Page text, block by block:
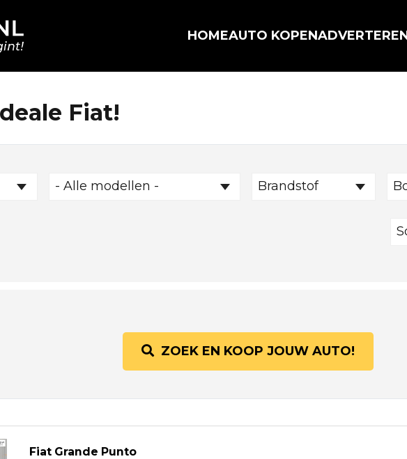
HOMEAUTO KOPEN
Fiat!
- Alle modellen - Brandstof
ZOEK EN KOOP JOUW AUTO!
Fiat Grande Punto